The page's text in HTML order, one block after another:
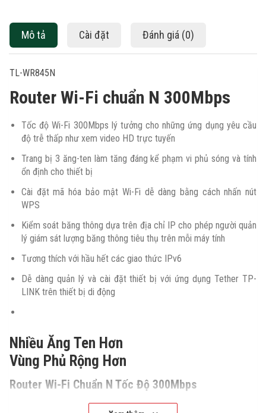
Mô tả Cài đặt Đánh giá (0)
TL-WR845N
Router Wi-Fi chuẩn N 300Mbps
Tốc độ Wi-Fi 300Mbps lý tưởng cho những ứng dụng yêu cầu
độ trễ thấp như xem video HD trực tuyến
Trang bị 3 ăng-ten làm tăng đáng kể phạm vi phủ sóng và tính
ổn định cho thiết bị
Cài đặt mã hóa bảo mật Wi-Fi dễ dàng bằng cách nhấn nút
WPS
Kiểm soát băng thông dựa trên địa chỉ IP cho phép người quản
lý giám sát lượng băng thông tiêu thụ trên mỗi máy tính
Tương thích với hầu hết các giao thức IPv6
Dễ dàng quản lý và cài đặt thiết bị với ứng dụng Tether TP-
LINK trên thiết bị di động
Nhiều Ăng Ten Hơn
Vùng Phủ Rộng Hơn
Router Wi-Fi Chuẩn N Tốc Độ 300Mbps
Wi-Fi Chuẩn N Tốc Độ 300 Mbps